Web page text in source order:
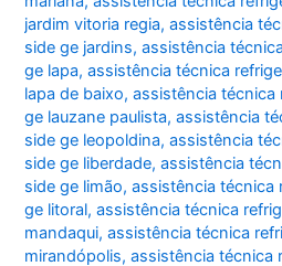
jardim vitoria regia,assistência
side ge jardins,assistência
ge lapa,assistência técnica
lapa de baixo,assistência técnica
ge lauzane paulista,assistência
side ge leopoldina,assistência
side ge liberdade,assistência
side ge limão,assistência técnica
ge litoral,assistência técnica
mandaqui,assistência técnica
mirandópolis,assistência técnica